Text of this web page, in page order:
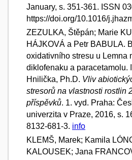
January, s. 351-361. ISSN
https://doi.org/10.1016/
ZEZULKA, Štěpán; Marie
HÁJKOVÁ a Petr BABULA.
oxidativního stresu u Lemna
diklofenaku a paracetamolu.
Hnilička, Ph.D. Vliv
stresorů na vlastnosti rostlin
příspěvků. 1. vyd. Praha:
univerzita v Praze, 2016, s.
8132-681-3. info
KLEMŠ, Marek; Kamila
KALOUSEK; Jana